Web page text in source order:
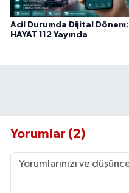
Acil Durumda Dijital Dönem:
HAYAT 112 Yayında
Yorumlar (2)